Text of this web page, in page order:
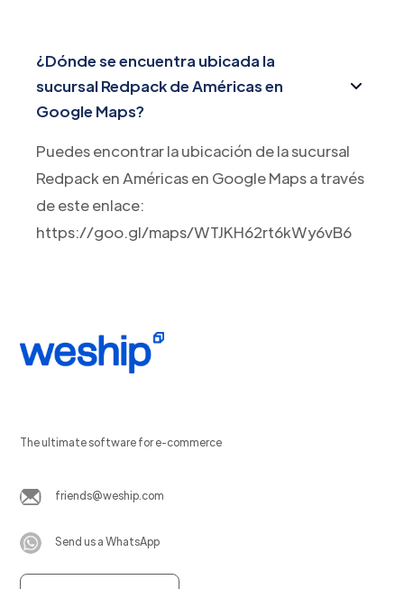
¿Dónde se encuentra ubicada la
sucursal Redpack de Américas en
Google Maps?
Puedes encontrar la ubicación de la sucursal
Redpack en Américas en Google Maps a través
de este enlace:
https://goo.gl/maps/WTJKH62rt6kWy6vB6
The ultimate software for e-commerce
friends@weship.com
Send us a WhatsApp